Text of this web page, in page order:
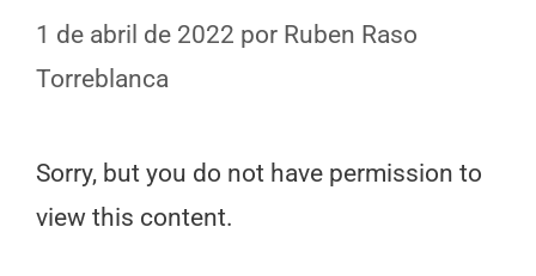
1 de abril de 2022 por Ruben Raso
Torreblanca
Sorry, but you do not have permission to
view this content.